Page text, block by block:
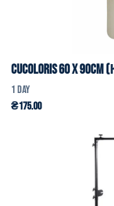
Cucoloris 60 x